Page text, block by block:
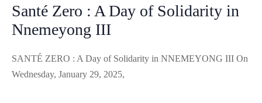
Santé Zero : A Day of Solidarity in
Nnemeyong III
SANTÉ ZERO : A Day of Solidarity in NNEMEYONG III On
Wednesday, January 29, 2025,